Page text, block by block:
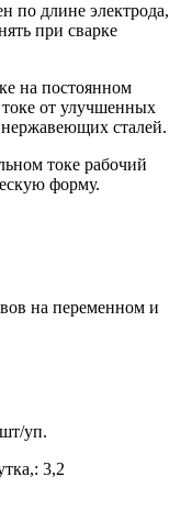
по длине электрода,
при сварке
на постоянном
от улучшенных
нержавеющих сталей.
токе рабочий
форму.
на переменном и
уп.
3,2